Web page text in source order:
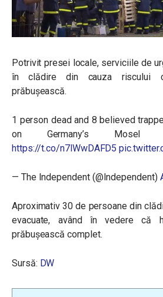
Potrivit presei locale, serviciile de
în clădire din cauza riscului
prăbușească.
1 person dead and 8 believed
on Germany’s Mosel
https://t.co/n7lWwDAFD5
— The Independent (@Independent)
Aproximativ 30 de persoane din
evacuate, având în vedere că
prăbușească complet.
Sursă: DW